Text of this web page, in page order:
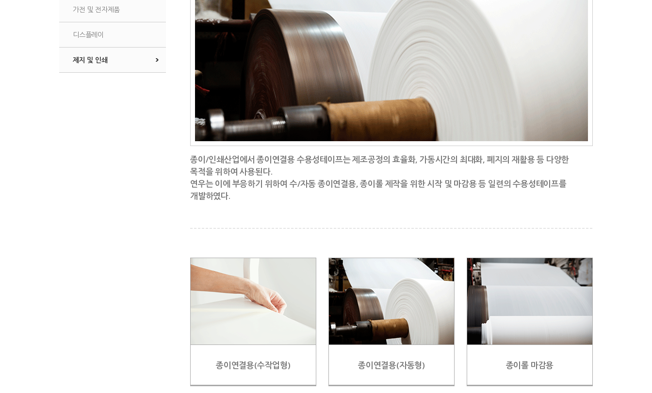
- Differential Tape
- 무기재 테이프
- 차광테이프
가전 및 전자제품
디스플레이
제지 및 인쇄
종이/인쇄산업에서 종이연결용 수용성테이프는 제조공정의 효율화, 가동시간의 최대화, 폐지의 재활용 등 다양한
목적을 위하여 사용된다.
연우는 이에 부응하기 위하여 수/자동 종이연결용, 종이롤 제작을 위한 시작 및 마감용 등 일련의 수용성테이프를
개발하였다.
종이연결용(수작업형) 종이연결용(자동형) 종이롤 마감용